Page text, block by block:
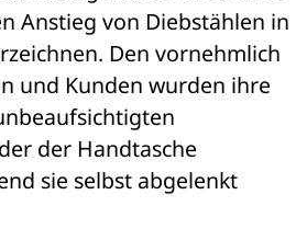
Anstieg von Diebstählen in
Den vornehmlich
und Kunden wurden ihre
der Handtasche
sie selbst abgelenkt